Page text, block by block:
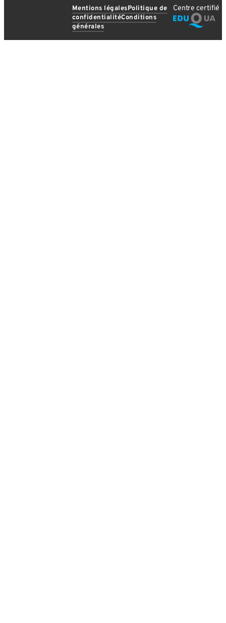
Mentions légalesPolitique de
confidentialitéConditions
générales
Centre certifié